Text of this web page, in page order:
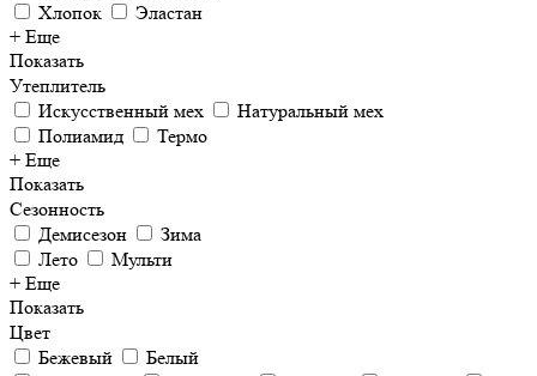
Хлопок
Эластан
+ Еще
Показать
Утеплитель
Искусственный мех
Натуральный мех
Полиамид
Термо
+ Еще
Показать
Сезонность
Демисезон
Зима
Лето
Мульти
+ Еще
Показать
Цвет
Бежевый
Белый